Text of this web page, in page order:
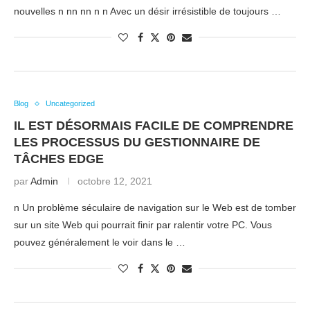
nouvelles n nn nn n n Avec un désir irrésistible de toujours …
Blog Uncategorized
IL EST DÉSORMAIS FACILE DE COMPRENDRE
LES PROCESSUS DU GESTIONNAIRE DE
TÂCHES EDGE
parAdmin octobre 12, 2021
n Un problème séculaire de navigation sur le Web est de tomber
sur un site Web qui pourrait finir par ralentir votre PC. Vous
pouvez généralement le voir dans le …